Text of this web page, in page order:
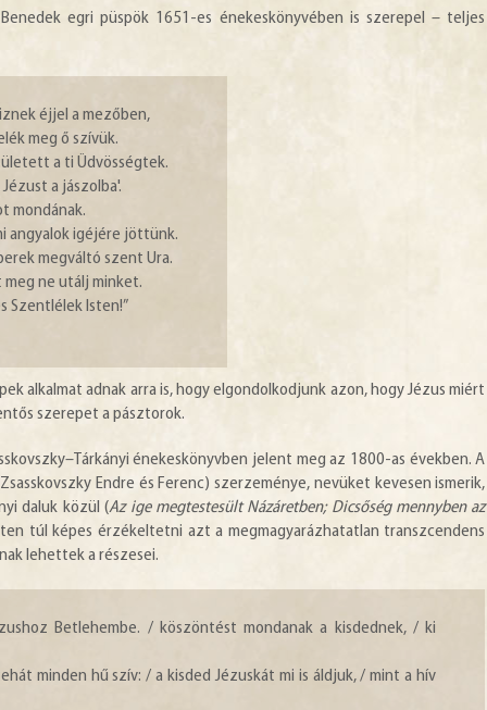
egri püspök 1651-es énekeskönyvében is szerepel – teljes
éjjel a mezőben,
meg ő szívük.
a ti Üdvösségtek.
a jászolba'.
mondának.
angyalok igéjére jöttünk.
megváltó szent Ura.
ne utálj minket.
Szentlélek Isten!”
alkalmat adnak arra is, hogy elgondolkodjunk azon, hogy Jézus miért
szerepet a pásztorok.
énekeskönyvben jelent meg az 1800-as években. A
Endre és Ferenc) szerzeménye, nevüket kevesen ismerik,
daluk közül (Az ige megtestesült Názáretben; Dicsőség mennyben az
túl képes érzékeltetni azt a megmagyarázhatatlan transzcendens
lehettek a részesei.
Betlehembe. / köszöntést mondanak a kisdednek, / ki
minden hű szív: / a kisded Jézuskát mi is áldjuk, / mint a hív